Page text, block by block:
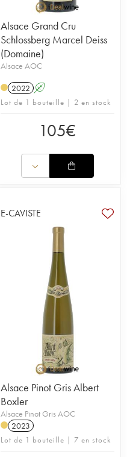
Alsace Grand Cru
Schlossberg Marcel Deiss
(Domaine)
Alsace AOC
2022 A
Lot de 1 bouteille | 2 en stock
105€
E-CAVISTE
Alsace Pinot Gris Albert
Boxler
Alsace Pinot Gris AOC
2023
Lot de 1 bouteille | 7 en stock